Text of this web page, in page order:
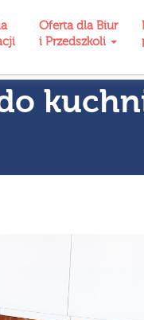
Oferta dla Biur
i Przedszkoli